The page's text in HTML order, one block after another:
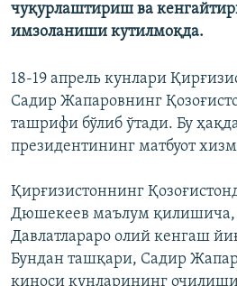
чуқурлаштириш ва
имзоланиши кутилмоқда.
18-19 апрель кунлари
Садир Жапаровнинг
ташрифи бўлиб ўтади. Бу
президентининг матбуот
Қирғизистоннинг
Дюшекеев маълум қилишича,
Давлатлараро олий кенгаш
Бундан ташқари, Садир
киноси кунларининг